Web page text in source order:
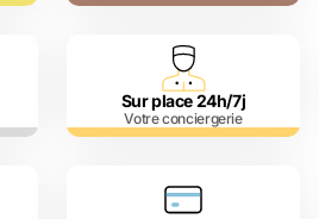
Sur place 24h/7j
Votre conciergerie